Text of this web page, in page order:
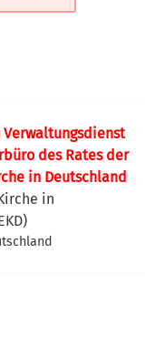
des Rates der
in Deutschland
in